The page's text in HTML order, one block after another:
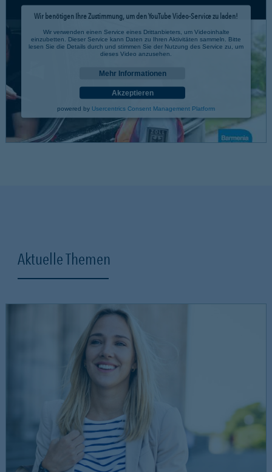
Wir benötigen Ihre Zustimmung, um den YouTube Video-Service zu laden!
Wir verwenden einen Service eines Drittanbieters, um Videoinhalte
einzubetten. Dieser Service kann Daten zu Ihren Aktivitäten sammeln. Bitte
lesen Sie die Details durch und stimmen Sie der Nutzung des Service zu, um
dieses Video anzusehen.
Mehr Informationen
Akzeptieren
powered by Usercentrics Consent Management Platform
Aktuelle Themen